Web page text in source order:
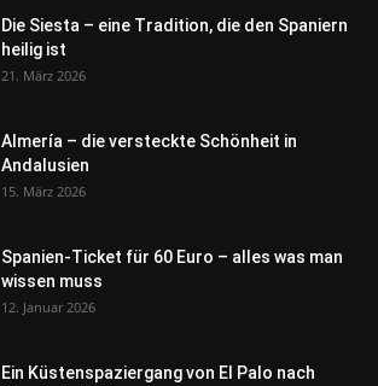
Die Siesta – eine Tradition, die den Spaniern
heilig ist
21. März 2026
Almería – die versteckte Schönheit in
Andalusien
15. März 2026
Spanien-Ticket für 60 Euro – alles was man
wissen muss
12. Januar 2026
Ein Küstenspaziergang von El Palo nach